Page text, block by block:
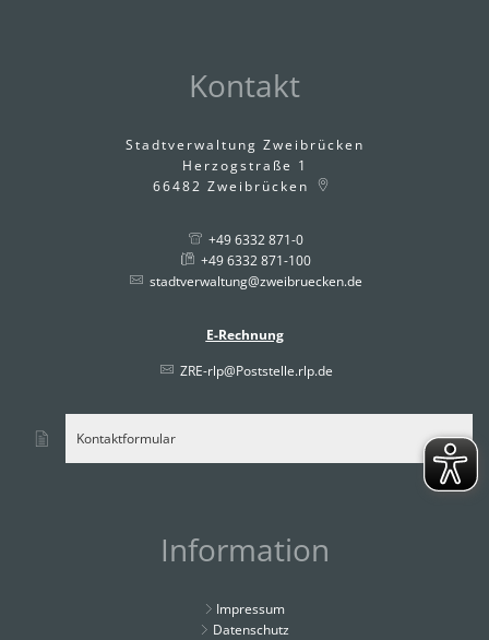
Kontakt
Stadtverwaltung Zweibrücken
Herzogstraße 1
66482 Zweibrücken
+49 6332 871-0
+49 6332 871-100
stadtverwaltung@zweibruecken.de
E-Rechnung
ZRE-rlp@Poststelle.rlp.de
Kontaktformular
Information
Impressum
Datenschutz